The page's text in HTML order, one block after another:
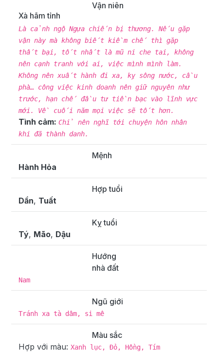
Vận niên
Xà hãm tỉnh
Là cảnh ngộ Ngựa chiến bị thương. Nếu gặp
vận này mà không biết kiềm chế thì gặp
thất bại, tốt nhất là mũ ni che tai, không
nên cạnh tranh với ai, việc mình mình làm.
Không nên xuất hành đi xa, kỵ sông nước, cầu
phà… công việc kinh doanh nên giữ nguyên như
trước, hạn chế đầu tư tiền bạc vào lĩnh vực
mới. Về cuối năm mọi việc sẽ tốt hơn.
Tình cảm: Chỉ nên nghĩ tới chuyện hôn nhân
khi đã thành danh.
Mệnh
Hành Hỏa
Hợp tuổi
Dần, Tuất
Kỵ tuổi
Tý, Mão, Dậu
Hướng
nhà đất
Nam
Ngũ giới
Tránh xa tà dâm, si mê
Màu sắc
Hợp với màu: Xanh lục, Đỏ, Hồng, Tím